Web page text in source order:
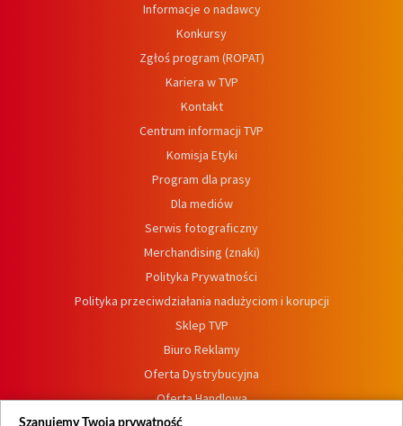
Informacje o nadawcy
Konkursy
Zgłoś program (ROPAT)
Kariera w TVP
Kontakt
Centrum informacji TVP
Komisja Etyki
Program dla prasy
Dla mediów
Serwis fotograficzny
Merchandising (znaki)
Polityka Prywatności
Polityka przeciwdziałania nadużyciom i korupcji
Sklep TVP
Biuro Reklamy
Oferta Dystrybucyjna
Oferta Handlowa
Dostępność
Szanujemy Twoją prywatność